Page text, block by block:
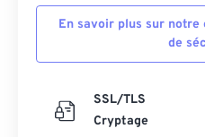
En savoir plus sur
de
SSL/TLS
Cryptage